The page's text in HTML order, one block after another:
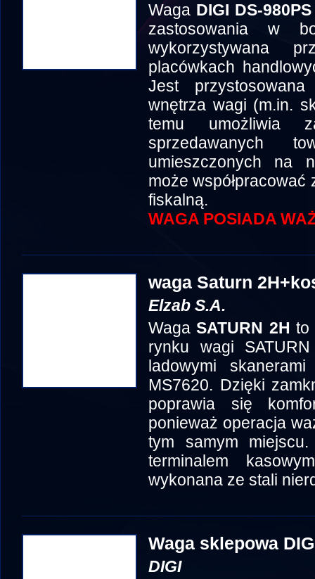
Waga DIGI DS-980PS
zastosowania w
wykorzystywana
placówkach
Jest
wnętrza wagi (m.in.
temu umożliwia
sprzedawanych
umieszczonych na
może
fiskalną.
WAGA POSIADA
waga Saturn
Elzab S.A.
WagaSATURN 2H to
rynku wagi
ladowymi
MS7620. Dzięki
poprawia się
ponieważ operacja
tym samym
terminalem
wykonana ze stali
Waga sklepowa
DIGI